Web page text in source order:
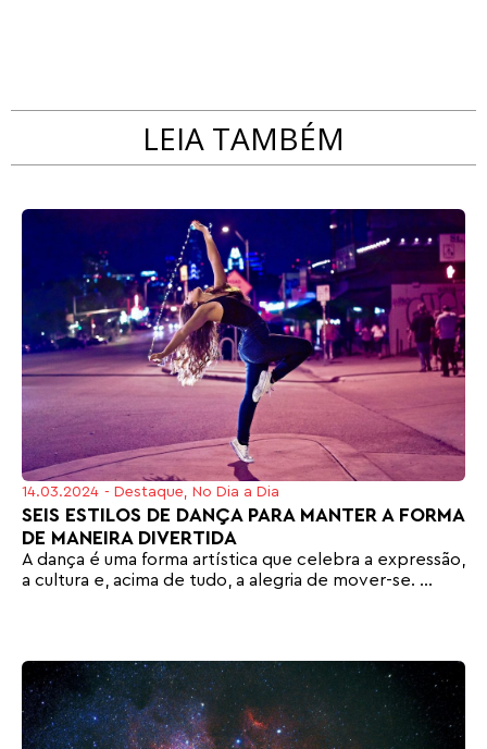
LEIA TAMBÉM
14.03.2024 - Destaque No Dia a Dia
SEIS ESTILOS DE DANÇA PARA MANTER A FORMA
DE MANEIRA DIVERTIDA
A dança é uma forma artística que celebra a expressão,
a cultura e, acima de tudo, a alegria de mover-se. ...